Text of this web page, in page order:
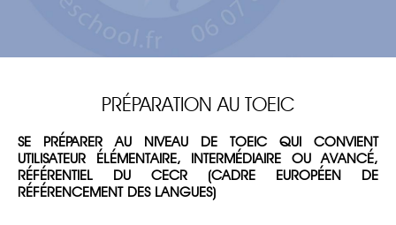
PRÉPARATION AU TOEIC
SE PRÉPARER AU NIVEAU DE TOEIC QUI CONVIENT
UTILISATEUR ÉLÉMENTAIRE, INTERMÉDIAIRE OU AVANCÉ,
RÉFÉRENTIEL DU CECR (CADRE EUROPÉEN DE
RÉFÉRENCEMENT DES LANGUES)